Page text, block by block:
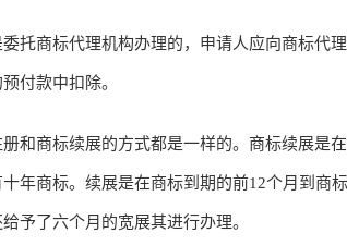
商标代理机构办理的，申请人应向商标代理
付款中扣除。
商标续展的方式都是一样的。商标续展是在
年商标。续展是在商标到期的前12个月到商
予了六个月的宽展其进行办理。